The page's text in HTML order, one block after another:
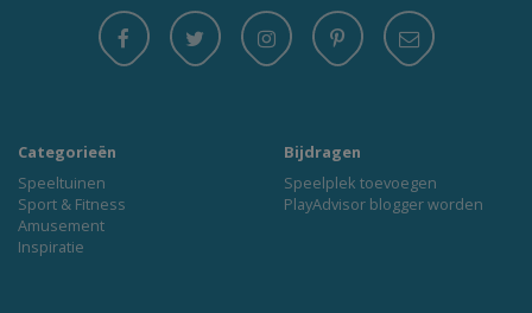
Categorieën
Speeltuinen
Sport & Fitness
Amusement
Inspiratie
Bijdragen
Speelplek toevoegen
PlayAdvisor blogger worden